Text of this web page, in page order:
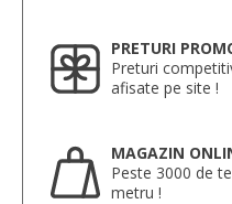
PRETURI
Preturi
afisate pe site !
MAGAZIN
Peste 3000 de
metru !